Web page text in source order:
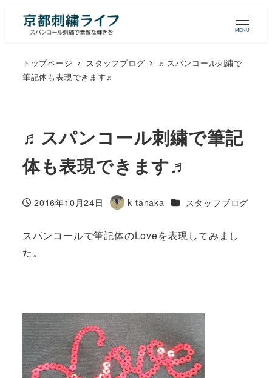
MENU
トップページ スタッフブログ
♬スパンコール刺繍で
筆記体も表現できます♬
♬スパンコール刺繍で筆記
体も表現できます♬
投稿日
2016年10月24日
著
k-tanaka カテゴリー
スタッフブログ
スパンコールで筆記体のLoveを表現してみまし
た。